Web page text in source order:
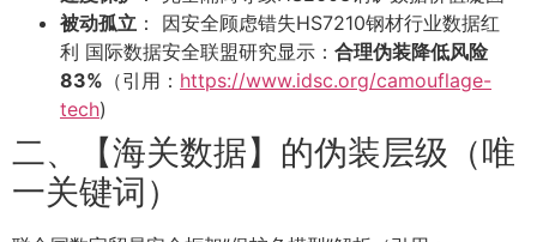
被动孤立 ： 因安全顾虑错失HS7210钢材行业数据红
利 国际数据安全联盟研究显示： 合理伪装降低风险
83% （引用： https://www.idsc.org/camouflage-
tech)
二、【海关数据】的伪装层级（唯
一关键词）